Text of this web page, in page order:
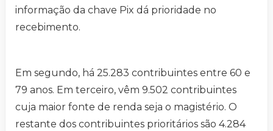
informação da chave Pix dá prioridade no
recebimento.
Em segundo, há 25.283 contribuintes entre 60 e
79 anos. Em terceiro, vêm 9.502 contribuintes
cuja maior fonte de renda seja o magistério. O
restante dos contribuintes prioritários são 4.284